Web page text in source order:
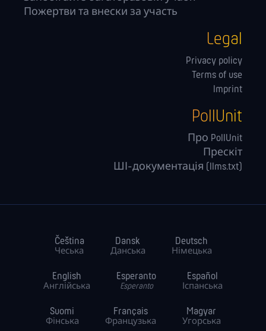
Пожертви та внески за участь
Legal
Privacy policy
Terms of use
Imprint
PollUnit
Про PollUnit
Прескіт
ШІ-документація (llms.txt)
Čeština
Чеська
Dansk
Данська
Deutsch
Німецька
English
Англійська
Esperanto
Esperanto
Español
Іспанська
Suomi
Фінська
Français
Французька
Magyar
Угорська